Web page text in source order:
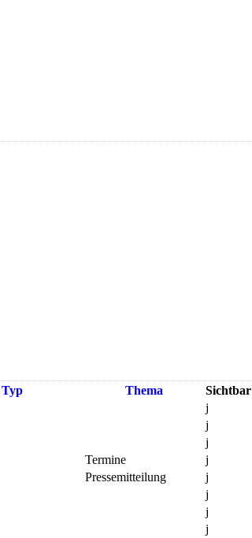
Typ Thema Sichtbar
j
j
j
Termine j
Pressemitteilung j
j
j
j